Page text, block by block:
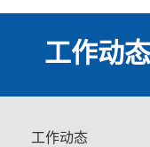
工作动态
工作动态